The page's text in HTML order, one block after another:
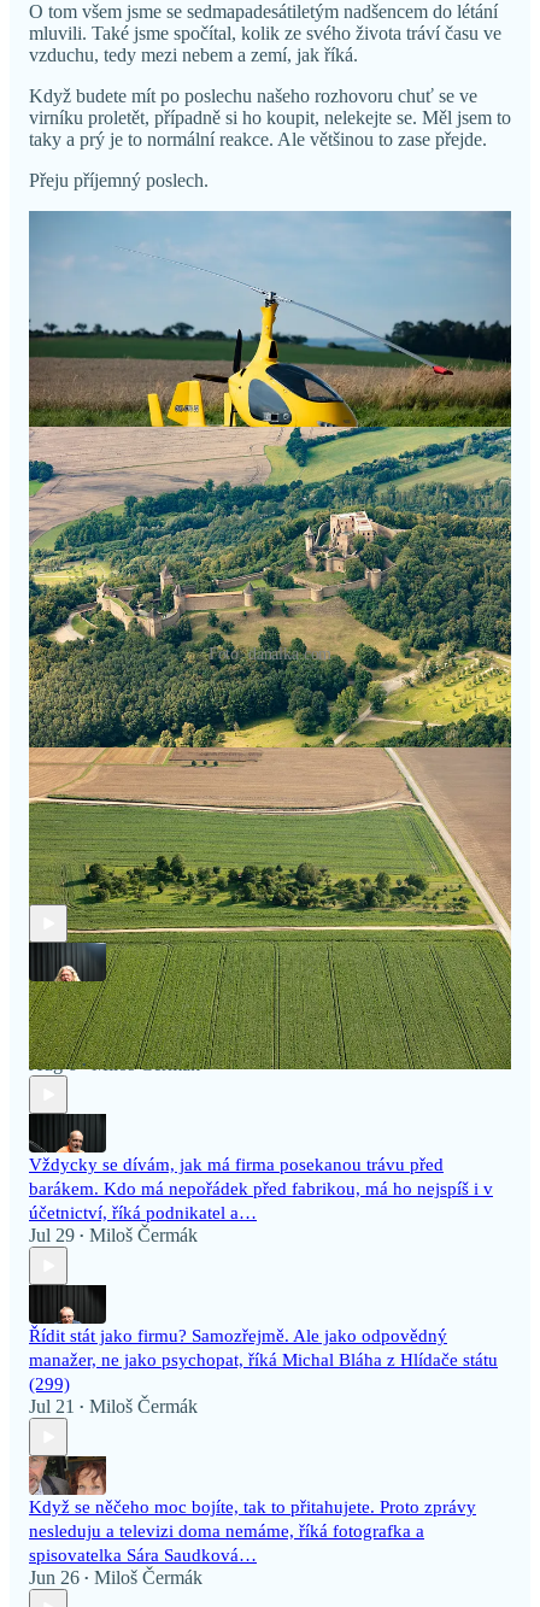
O tom všem jsme se sedmapadesátiletým nadšencem do létání
mluvili. Také jsme spočítal, kolik ze svého života tráví času ve
vzduchu, tedy mezi nebem a zemí, jak říká.
Když budete mít po poslechu našeho rozhovoru chuť se ve
virníku proletět, případně si ho koupit, nelekejte se. Měl jsem to
taky a prý je to normální reakce. Ale většinou to zase přejde.
Přeju příjemný poslech.
Foto: danalka.com
Discussion about this episode
Comments Restacks
Recent Episodes
Architekti dnes často nestaví pro klienty, ale pro své ego. A
vznikají domy, které sice sbírají ceny, ale nedá se v nich moc
bydlet, říká…
Aug 6 • Miloš Čermák
Vždycky se dívám, jak má firma posekanou trávu před
barákem. Kdo má nepořádek před fabrikou, má ho nejspíš i v
účetnictví, říká podnikatel a…
Jul 29 • Miloš Čermák
Řídit stát jako firmu? Samozřejmě. Ale jako odpovědný
manažer, ne jako psychopat, říká Michal Bláha z Hlídače státu
(299)
Jul 21 • Miloš Čermák
Když se něčeho moc bojíte, tak to přitahujete. Proto zprávy
nesleduju a televizi doma nemáme, říká fotografka a
spisovatelka Sára Saudková…
Jun 26 • Miloš Čermák